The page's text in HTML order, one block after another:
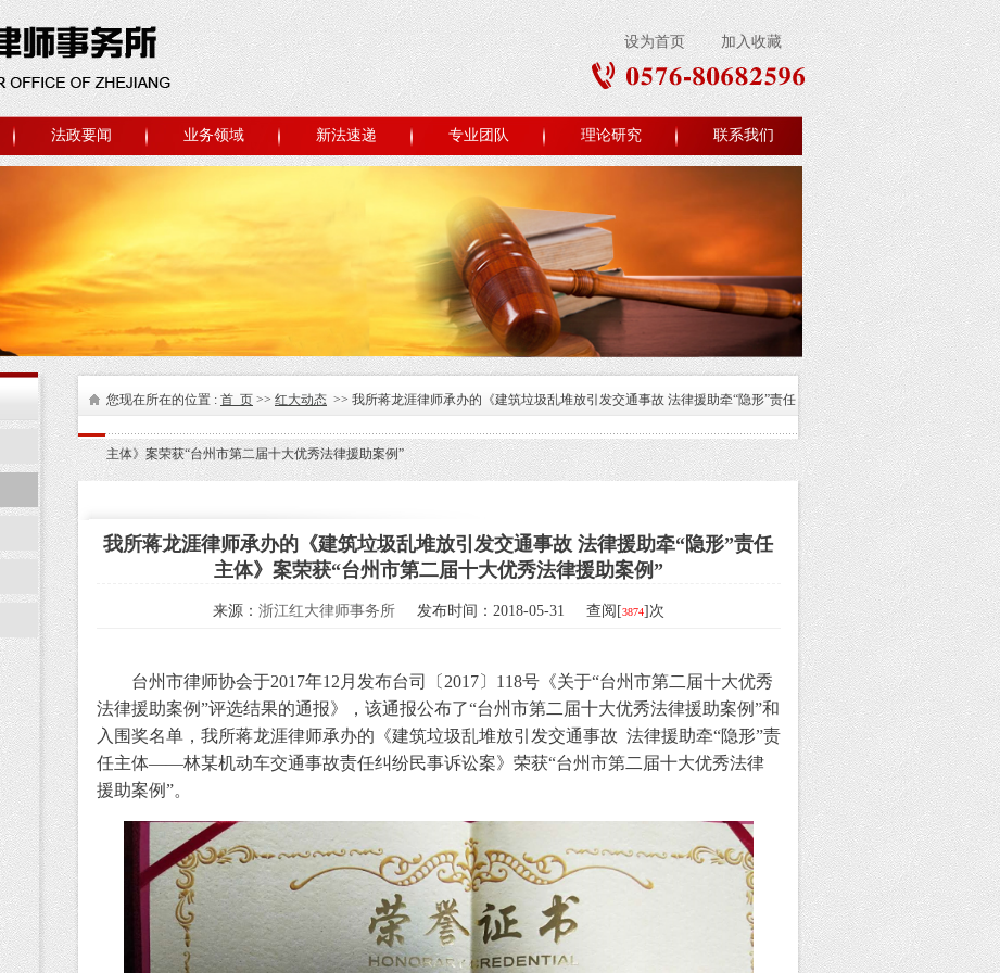
设为首页 加入收藏
法政要闻 业务领域 新法速递 专业团队 理论研究 联系我们
您现在所在的位置 : 首 页 >> 红大动态 >> 我所蒋龙涯律师承办的《建筑垃圾乱堆放引发交通事故 法律援助牵“隐形”责任
主体》案荣获“台州市第二届十大优秀法律援助案例”
我所蒋龙涯律师承办的《建筑垃圾乱堆放引发交通事故 法律援助牵“隐形”责任
主体》案荣获“台州市第二届十大优秀法律援助案例”
来源： 浙江红大律师事务所发布时间：2018-05-31 查阅[3874]次
台州市律师协会于2017年12月发布台司〔2017〕118号《关于“台州市第二届十大优秀
法律援助案例”评选结果的通报》，该通报公布了“台州市第二届十大优秀法律援助案例”和
入围奖名单，我所蒋龙涯律师承办的《建筑垃圾乱堆放引发交通事故 法律援助牵“隐形”责
任主体——林某机动车交通事故责任纠纷民事诉讼案》荣获“台州市第二届十大优秀法律
援助案例”。